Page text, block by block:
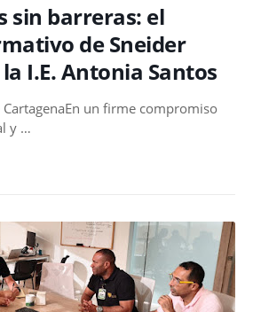
sin barreras: el
de Sneider
I.E. Antonia Santos
un firme compromiso
y …